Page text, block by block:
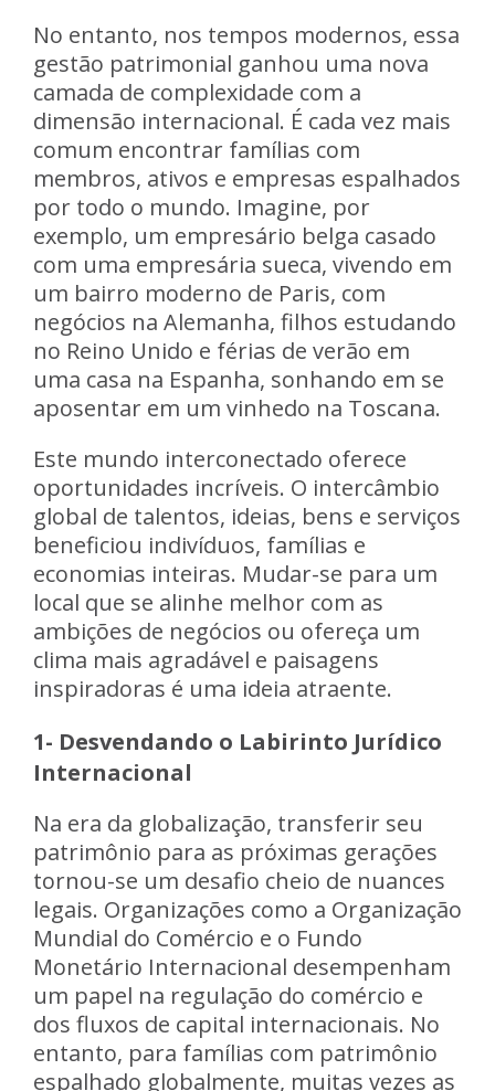
No entanto, nos tempos modernos, essa
gestão patrimonial ganhou uma nova
camada de complexidade com a
dimensão internacional. É cada vez mais
comum encontrar famílias com
membros, ativos e empresas espalhados
por todo o mundo. Imagine, por
exemplo, um empresário belga casado
com uma empresária sueca, vivendo em
um bairro moderno de Paris, com
negócios na Alemanha, filhos estudando
no Reino Unido e férias de verão em
uma casa na Espanha, sonhando em se
aposentar em um vinhedo na Toscana.
Este mundo interconectado oferece
oportunidades incríveis. O intercâmbio
global de talentos, ideias, bens e serviços
beneficiou indivíduos, famílias e
economias inteiras. Mudar-se para um
local que se alinhe melhor com as
ambições de negócios ou ofereça um
clima mais agradável e paisagens
inspiradoras é uma ideia atraente.
1- Desvendando o Labirinto Jurídico
Internacional
Na era da globalização, transferir seu
patrimônio para as próximas gerações
tornou-se um desafio cheio de nuances
legais. Organizações como a Organização
Mundial do Comércio e o Fundo
Monetário Internacional desempenham
um papel na regulação do comércio e
dos fluxos de capital internacionais. No
entanto, para famílias com patrimônio
espalhado globalmente, muitas vezes as